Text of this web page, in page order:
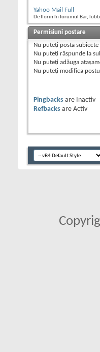
Yahoo Mail Full
De florin în forumul Bar,
Permisiuni postare
Nu puteţi posta subiecte
Nu puteţi răspunde la
Nu puteţi adăuga
Nu puteţi modifica
Pingbacks are
Inactiv
Refbacks are Activ